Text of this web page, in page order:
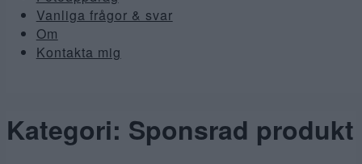
Vanliga frågor & svar
Om
Kontakta mig
Kategori: Sponsrad produkt